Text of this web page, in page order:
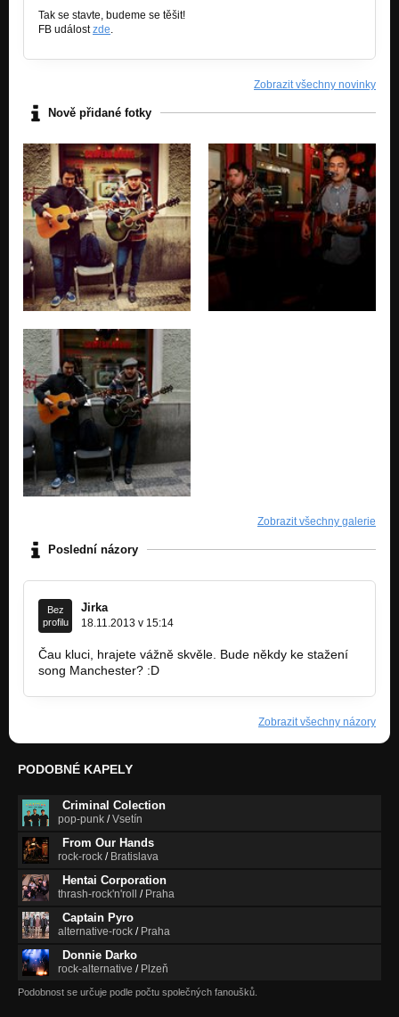
Tak se stavte, budeme se těšit!
FB událostzde
Zobrazit všechny novinky
Nově přidané fotky
Zobrazit všechny galerie
Poslední názory
Bez
profilu
Jirka
18.11.2013 v 15:14
Čau kluci, hrajete vážně skvěle. Bude někdy ke stažení
song Manchester? :D
Zobrazit všechny názory
PODOBNÉ KAPELY
Criminal Colection
pop-punk /Vsetín
From Our Hands
rock-rock / Bratislava
Hentai Corporation
thrash-rock'n'roll / Praha
Captain Pyro
alternative-rock / Praha
Donnie Darko
rock-alternative / Plzeň
Podobnost se určuje podle počtu společných fanoušků.